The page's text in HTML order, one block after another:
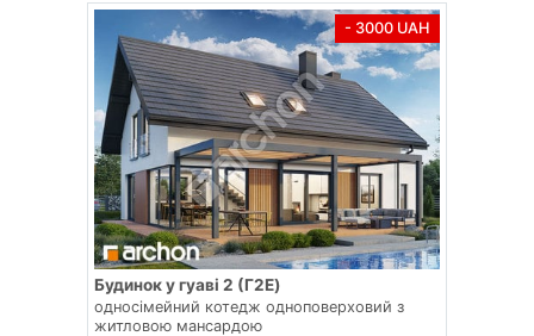
- 3000 UAH
Будинок у гуаві 2 (Г2E)
односімейний котедж одноповерховий з
житловою мансардою